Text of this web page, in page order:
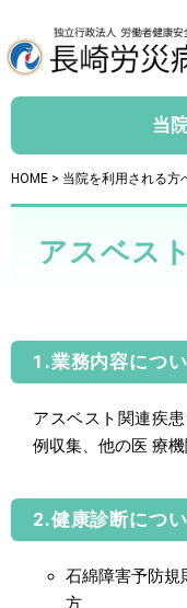
当
HOME > 当院を利用される方
アスベス
1.業務内容につ
アスベスト関連疾
例収集、他の医 療
2.健康診断につ
石綿障害予防規
方